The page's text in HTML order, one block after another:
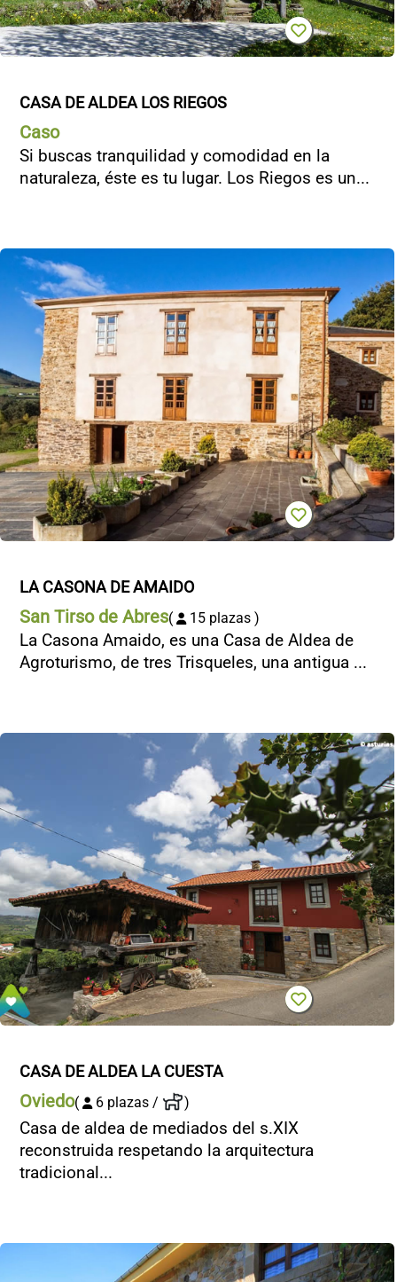
CASA DE ALDEA LOS RIEGOS
Caso
Si buscas tranquilidad y comodidad en la
naturaleza, éste es tu lugar. Los Riegos es un...
LA CASONA DE AMAIDO
San Tirso de Abres( 15 plazas )
La Casona Amaido, es una Casa de Aldea de
Agroturismo, de tres Trisqueles, una antigua ...
CASA DE ALDEA LA CUESTA
Oviedo( 6 plazas / )
Casa de aldea de mediados del s.XIX
reconstruida respetando la arquitectura
tradicional...